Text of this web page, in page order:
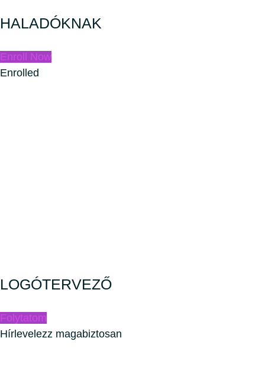
HALADÓKNAK
Enroll Now
Enrolled
LOGÓTERVEZŐ
Folytatom
Hírlevelezz magabiztosan